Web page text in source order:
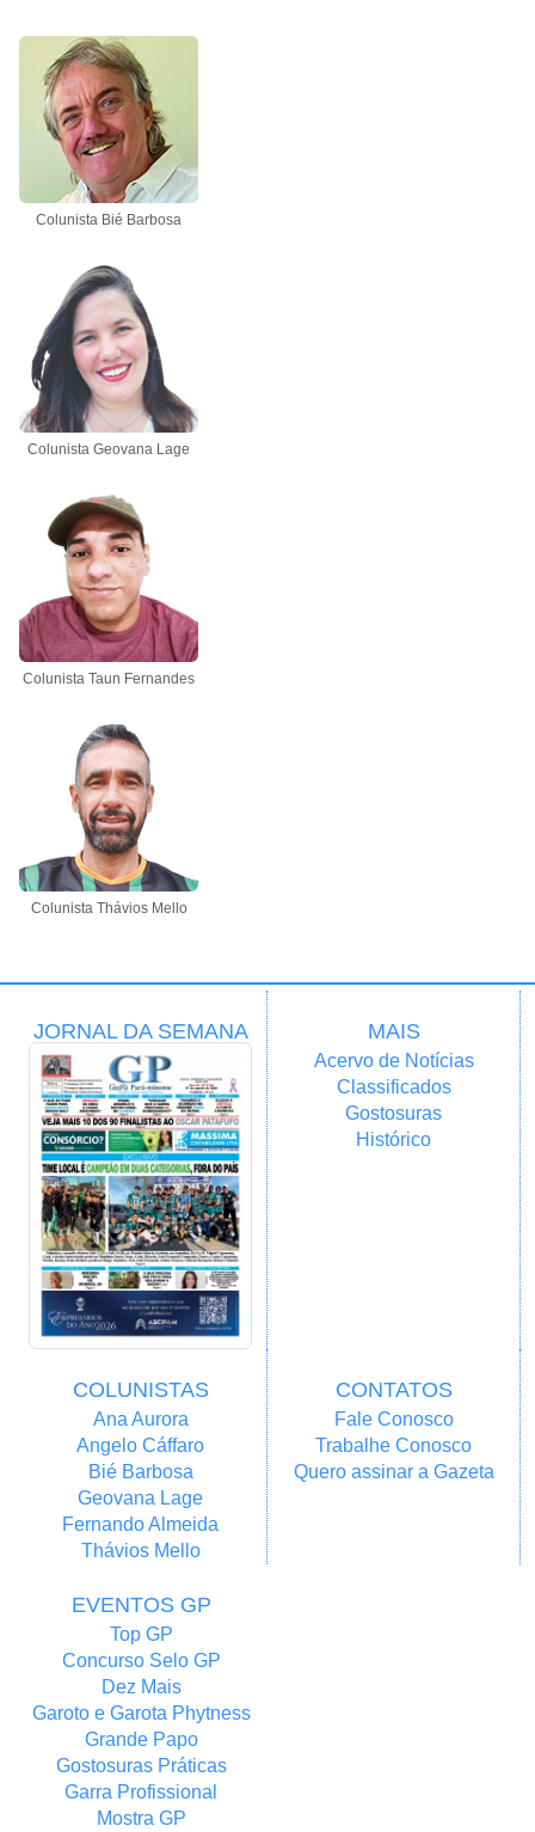
Colunista Bié Barbosa
Colunista Geovana Lage
Colunista Taun Fernandes
Colunista Thávios Mello
JORNAL DA SEMANA MAIS
Acervo de Notícias
Classificados
Gostosuras
Histórico
COLUNISTAS
Ana Aurora
Angelo Cáffaro
Bié Barbosa
Geovana Lage
Fernando Almeida
Thávios Mello
CONTATOS
Fale Conosco
Trabalhe Conosco
Quero assinar a Gazeta
EVENTOS GP
Top GP
Concurso Selo GP
Dez Mais
Garoto e Garota Phytness
Grande Papo
Gostosuras Práticas
Garra Profissional
Mostra GP